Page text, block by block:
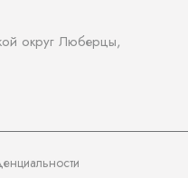
округ Люберцы,